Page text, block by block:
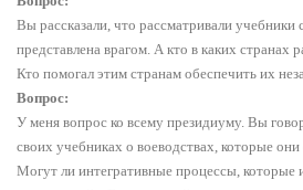
Вы рассказали, что рассматривали
представлена врагом. А кто в каких странах
Кто помогал этим странам обеспечить их
Вопрос:
У меня вопрос ко всему президиуму. Вы
своих учебниках о воеводствах, которые
Могут ли интегративные процессы, которые